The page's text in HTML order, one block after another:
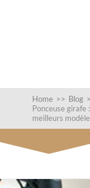
Home >> Blog
Ponceuse girafe
meilleurs